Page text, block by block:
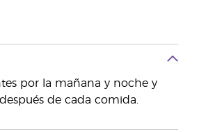
por la mañana y noche y
de cada comida.